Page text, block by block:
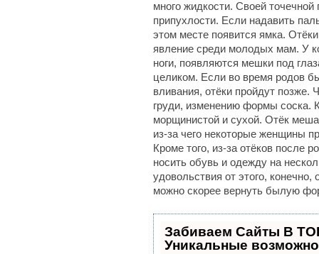
много жидкости. Своей точечной
припухлости. Если надавить
этом месте появится ямка.
явление среди молодых мам. У
ноги, появляются мешки под
целиком. Если во время родов
вливания, отёки пройдут позже.
груди, изменению формы соска.
морщинистой и сухой. Отёк
из-за чего некоторые женщины
Кроме того, из-за отёков после
носить обувь и одежду на
удовольствия от этого,
можно скорее вернуть былую
Забиваем Сайты В
Уникальные